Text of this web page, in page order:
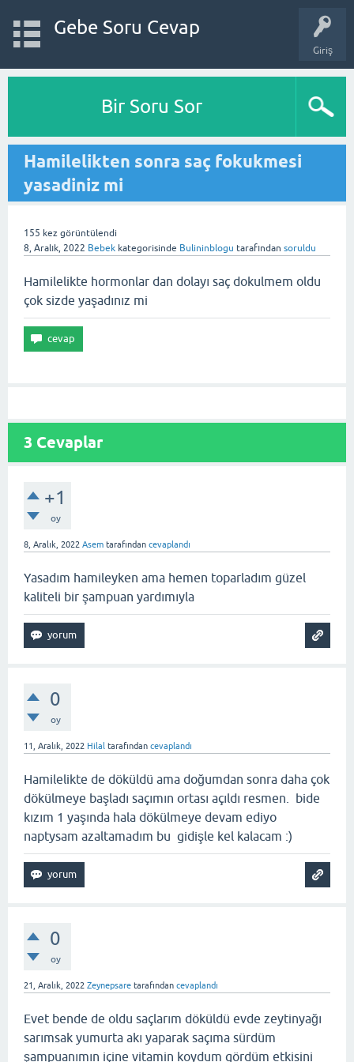
Giriş
Gebe Soru Cevap
Bir Soru Sor
Hamilelikten sonra saç fokukmesi
yasadiniz mi
155 kez görüntülendi
8, Aralık, 2022 Bebek kategorisinde Bulininblogu tarafından soruldu
Hamilelikte hormonlar dan dolayı saç dokulmem oldu
çok sizde yaşadınız mi
3 Cevaplar
+1
oy
8, Aralık, 2022 Asem tarafından cevaplandı
Yasadım hamileyken ama hemen toparladım güzel
kaliteli bir şampuan yardımıyla
0
oy
11, Aralık, 2022 Hilal tarafından cevaplandı
Hamilelikte de döküldü ama doğumdan sonra daha çok
dökülmeye başladı saçımın ortası açıldı resmen. bide
kızım 1 yaşında hala dökülmeye devam ediyo
naptysam azaltamadım bu gidişle kel kalacam :)
0
oy
21, Aralık, 2022 Zeynepsare tarafından cevaplandı
Evet bende de oldu saçlarım döküldü evde zeytinyağı
sarımsak yumurta akı yaparak saçıma sürdüm
şampuanımın içine vitamin koydum gördüm etkisini